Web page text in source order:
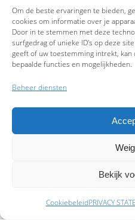
Om de beste ervaringen te bieden,
cookies om informatie over je
Door in te stemmen met deze
surfgedrag of unieke ID's op deze
geeft of uw toestemming intrekt,
bepaalde functies en mogelijkheden.
Beheer diensten
Bekijk
CookiebeleidPRIVACY
Schade melden